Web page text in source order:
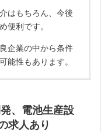
はもちろん、今後
便利です。
企業の中から条件
能性もあります。
、電池生産設
求人あり